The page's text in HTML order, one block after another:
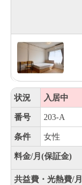
状況 入居中
番号 203-A
条件 女性
料金/月(保証金)
共益費・光熱費/月